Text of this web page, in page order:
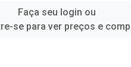
Faça seu login ou
se para ver preços e